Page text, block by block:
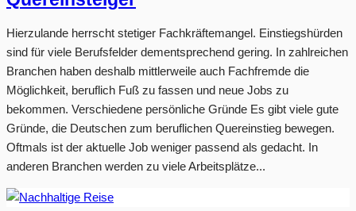
Hierzulande herrscht stetiger Fachkräftemangel. Einstiegshürden
sind für viele Berufsfelder dementsprechend gering. In zahlreichen
Branchen haben deshalb mittlerweile auch Fachfremde die
Möglichkeit, beruflich Fuß zu fassen und neue Jobs zu
bekommen. Verschiedene persönliche Gründe Es gibt viele gute
Gründe, die Deutschen zum beruflichen Quereinstieg bewegen.
Oftmals ist der aktuelle Job weniger passend als gedacht. In
anderen Branchen werden zu viele Arbeitsplätze...